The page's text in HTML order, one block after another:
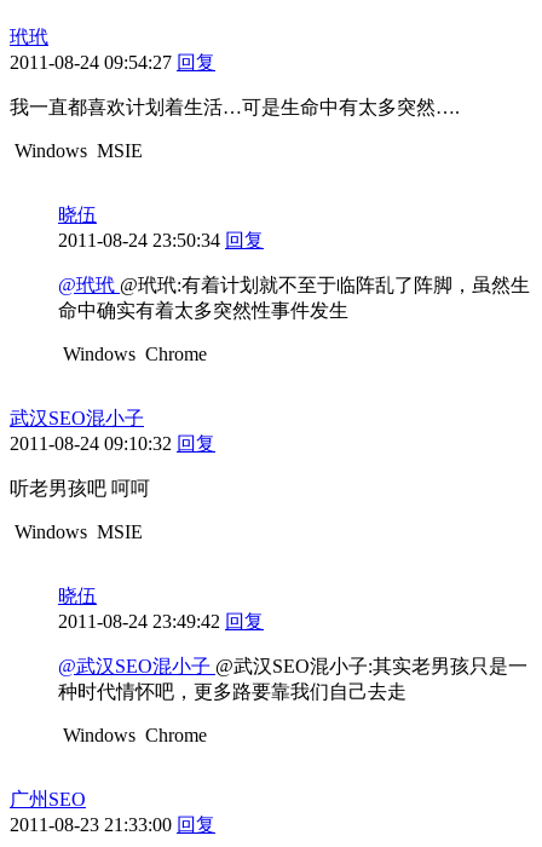
玳玳
2011-08-24 09:54:27 回复
我一直都喜欢计划着生活…可是生命中有太多突然….
Windows MSIE
晓伍
2011-08-24 23:50:34 回复
@玳玳 @玳玳:有着计划就不至于临阵乱了阵脚，虽然生
命中确实有着太多突然性事件发生
Windows Chrome
武汉SEO混小子
2011-08-24 09:10:32 回复
听老男孩吧 呵呵
Windows MSIE
晓伍
2011-08-24 23:49:42 回复
@武汉SEO混小子 @武汉SEO混小子:其实老男孩只是一
种时代情怀吧，更多路要靠我们自己去走
Windows Chrome
广州SEO
2011-08-23 21:33:00 回复